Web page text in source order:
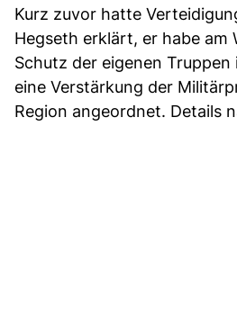
Kurz zuvor hatte
Hegseth erklärt, er habe am
Schutz der eigenen Truppen
eine Verstärkung der
Region angeordnet. Details